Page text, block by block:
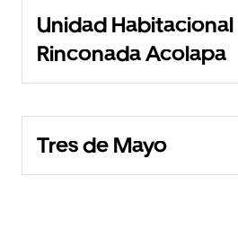
Unidad Habitacional
Rinconada Acolapa
Tres de Mayo